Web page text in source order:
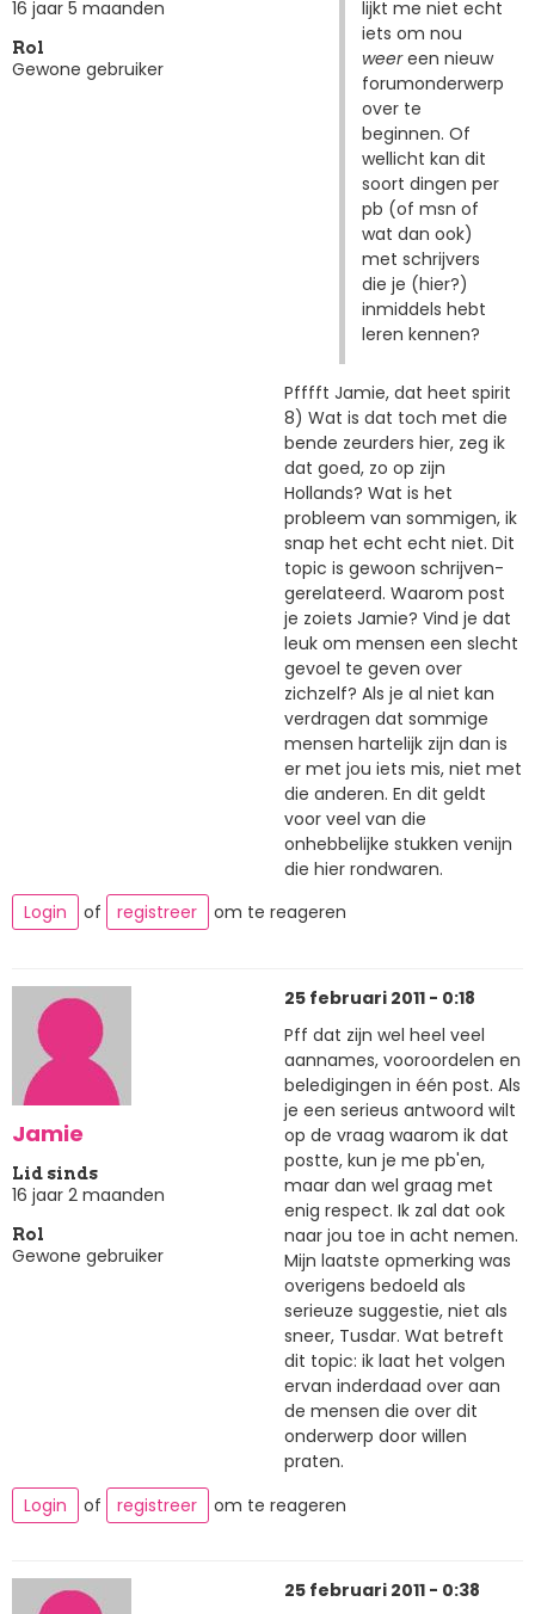
16 jaar 5 maanden
Rol
Gewone gebruiker
lijkt me niet echt
iets om nou
weereen nieuw
forumonderwerp
over te
beginnen. Of
wellicht kan dit
soort dingen per
pb (of msn of
wat dan ook)
met schrijvers
die je (hier?)
inmiddels hebt
leren kennen?
Pfffft Jamie, dat heet spirit
8) Wat is dat toch met die
bende zeurders hier, zeg ik
dat goed, zo op zijn
Hollands? Wat is het
probleem van sommigen, ik
snap het echt echt niet. Dit
topic is gewoon schrijven-
gerelateerd. Waarom post
je zoiets Jamie? Vind je dat
leuk om mensen een slecht
gevoel te geven over
zichzelf? Als je al niet kan
verdragen dat sommige
mensen hartelijk zijn dan is
er met jou iets mis, niet met
die anderen. En dit geldt
voor veel van die
onhebbelijke stukken venijn
die hier rondwaren.
Login
of registreer om te reageren
Jamie
Lid sinds
16 jaar 2 maanden
Rol
Gewone gebruiker
25 februari 2011 - 0:18
Pff dat zijn wel heel veel
aannames, vooroordelen en
beledigingen in één post. Als
je een serieus antwoord wilt
op de vraag waarom ik dat
postte, kun je me pb'en,
maar dan wel graag met
enig respect. Ik zal dat ook
naar jou toe in acht nemen.
Mijn laatste opmerking was
overigens bedoeld als
serieuze suggestie, niet als
sneer, Tusdar. Wat betreft
dit topic: ik laat het volgen
ervan inderdaad over aan
de mensen die over dit
onderwerp door willen
praten.
Login
of registreer om te reageren
25 februari 2011 - 0:38